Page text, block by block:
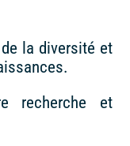
la diversité et
recherche et